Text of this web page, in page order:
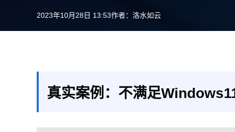
2023年10月28日 13:53作者： 洛水如云
真实案例：不满足